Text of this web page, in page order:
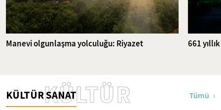
Manevi olgunlaşma yolculuğu: Riyazet 661
KÜLTÜR SANATKÜLTÜR
Tümü